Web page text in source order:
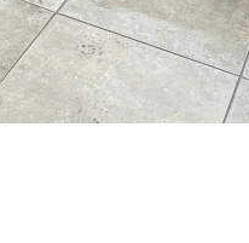
uit onze werkzaamheden.